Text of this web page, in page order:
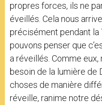
propres forces, ils ne
éveillés. Cela nous
précisément pendant la
pouvons penser que
a réveillés. Comme eux,
besoin de la lumière de
choses de manière
réveille, ranime notre